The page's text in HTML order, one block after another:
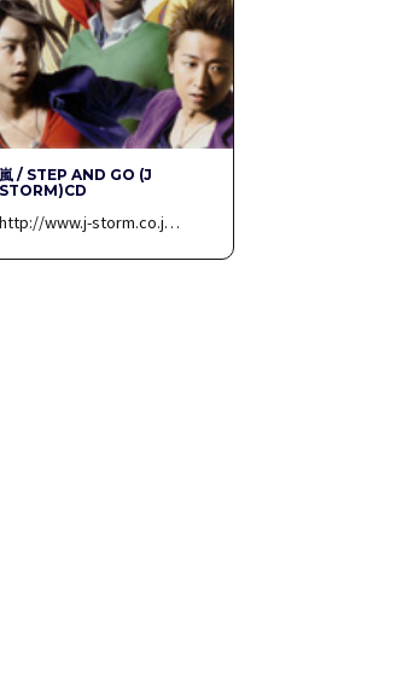
嵐 / STEP AND GO (J
STORM)CD
http://www.j-storm.co.j…